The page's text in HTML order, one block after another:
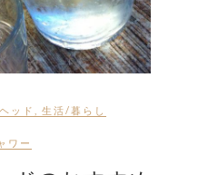
ッド 生活/暮らし
ワー